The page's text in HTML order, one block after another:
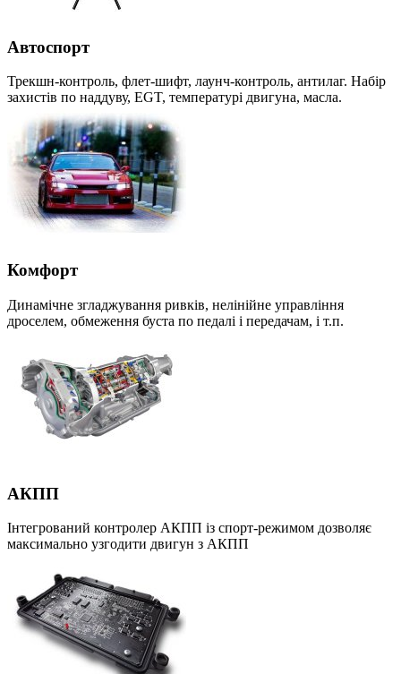
Автоспорт
Трекшн-контроль, флет-шифт, лаунч-контроль, антилаг. Набір
захистів по наддуву, EGT, температурі двигуна, масла.
Комфорт
Динамічне згладжування ривків, нелінійне управління
дроселем, обмеження буста по педалі і передачам, і т.п.
АКПП
Інтегрований контролер АКПП із спорт-режимом дозволяє
максимально узгодити двигун з АКПП